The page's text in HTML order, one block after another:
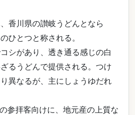
香川県の讃岐うどんとなら
ひとつと称される。
シがあり、透き通る感じの白
るうどんで提供される。つけ
異なるが、主にしょうゆだれ
参拝客向けに、地元産の上質な